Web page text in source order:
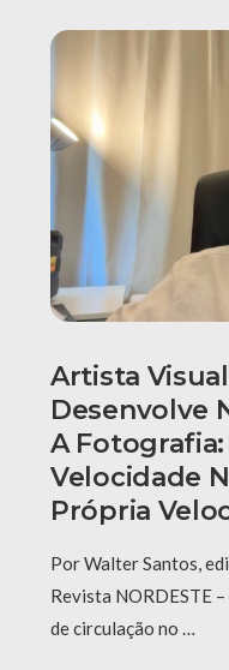
Artista
Desenvolve
A
Velocidade
Própria
Por Walter Santos,
Revista NORDESTE
de circulação no …